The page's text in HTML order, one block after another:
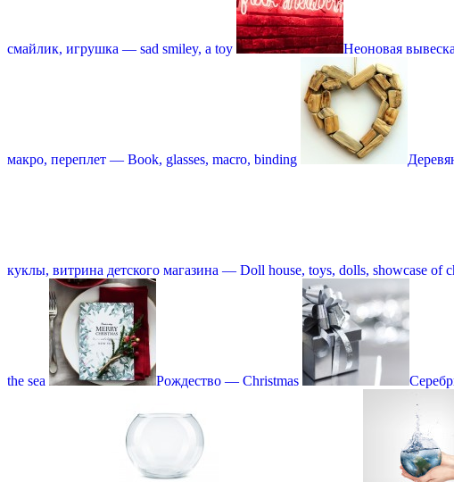
смайлик, игрушка — sad smiley, a toy Неоновая
макро, переплет — Book, glasses, macro, binding
куклы, витрина детского магазина — Doll house, toys, dolls, showcase of
the sea Рождество — Christmas